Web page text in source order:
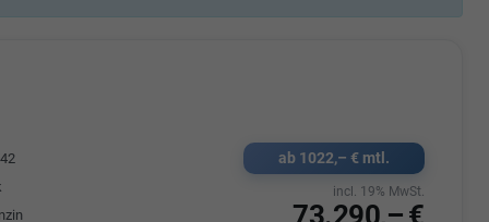
ab 1022,– € mtl.
73.290,– €
incl. 19% MwSt.
15
Auszubildende im 3.Lehrjahr -
Automobilkauffrau
Telefonnummer: 07181 - 47695 15